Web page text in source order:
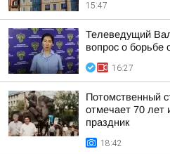
15:47
Телеведущий
вопрос о борьбе
16:27
Потомственный
отмечает 70 лет
праздник
18:42